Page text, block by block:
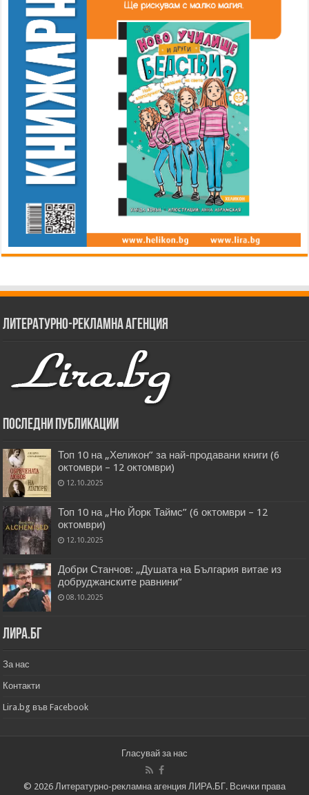
Литературно-рекламна агенция
Последни публикации
Топ 10 на „Хеликон” за най-продавани книги (6
октомври – 12 октомври)
12.10.2025
Топ 10 на „Ню Йорк Таймс” (6 октомври – 12
октомври)
12.10.2025
Добри Станчов: „Душата на България витае из
добруджанските равнини“
08.10.2025
Лира.бг
За нас
Контакти
Lira.bg във Facebook
Гласувай за нас
© 2026 Литературно-рекламна агенция ЛИРА.БГ. Всички права